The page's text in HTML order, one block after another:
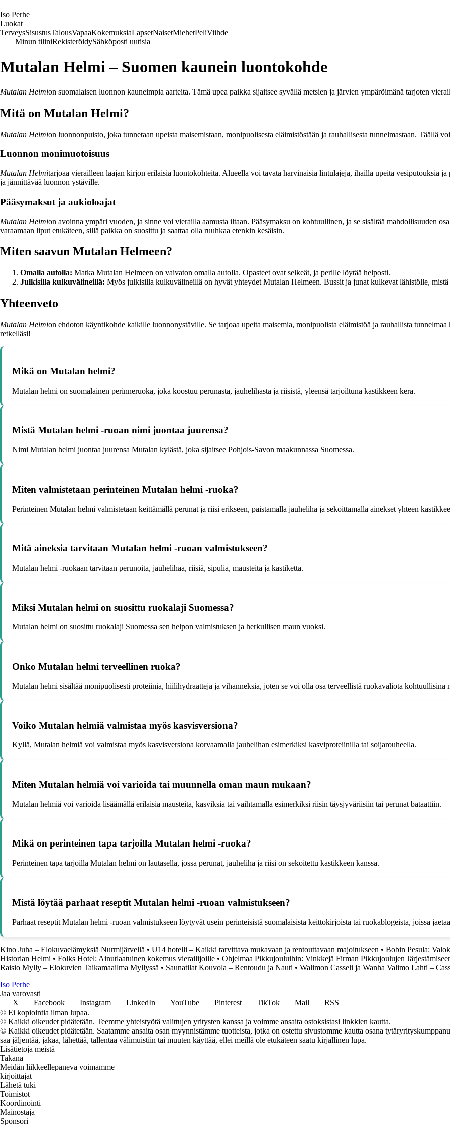
Iso Perhe
Luokat
TerveysSisustusTalousVapaaKokemuksiaLapsetNaisetMiehetPeliViihde
Minun tiliniRekisteröidySähköposti uutisia
Mutalan Helmi – Suomen kaunein luontokohde
Mutalan Helmion suomalaisen luonnon kauneimpia aarteita. Tämä upea paikka sijaitsee syvällä metsien ja järvien ympäröimänä tarjoten
Mitä on Mutalan Helmi?
Mutalan Helmion luonnonpuisto, joka tunnetaan upeista maisemistaan, monipuolisesta eläimistöstään ja rauhallisesta tunnelmastaan. Täällä
Luonnon monimuotoisuus
Mutalan Helmitarjoaa vierailleen laajan kirjon erilaisia luontokohteita. Alueella voi tavata harvinaisia lintulajeja, ihailla upeita vesiputouksia
ja jännittävää luonnon ystäville.
Pääsymaksut ja aukioloajat
Mutalan Helmion avoinna ympäri vuoden, ja sinne voi vierailla aamusta iltaan. Pääsymaksu on kohtuullinen, ja se sisältää mahdollisuuden
varaamaan liput etukäteen, sillä paikka on suosittu ja saattaa olla ruuhkaa etenkin kesäisin.
Miten saavun Mutalan Helmeen?
Omalla autolla: Matka Mutalan Helmeen on vaivaton omalla autolla. Opasteet ovat selkeät, ja perille löytää helposti.
Julkisilla kulkuvälineillä: Myös julkisilla kulkuvälineillä on hyvät yhteydet Mutalan Helmeen. Bussit ja junat kulkevat lähistölle,
Yhteenveto
Mutalan Helmion ehdoton käyntikohde kaikille luonnonystäville. Se tarjoaa upeita maisemia, monipuolista eläimistöä ja rauhallista
retkelläsi!
Mikä on Mutalan helmi?
Mutalan helmi on suomalainen perinneruoka, joka koostuu perunasta, jauhelihasta ja riisistä, yleensä tarjoiltuna kastikkeen kera.
Mistä Mutalan helmi -ruoan nimi juontaa juurensa?
Nimi Mutalan helmi juontaa juurensa Mutalan kylästä, joka sijaitsee Pohjois-Savon maakunnassa Suomessa.
Miten valmistetaan perinteinen Mutalan helmi -ruoka?
Perinteinen Mutalan helmi valmistetaan keittämällä perunat ja riisi erikseen, paistamalla jauheliha ja sekoittamalla ainekset yhteen
Mitä aineksia tarvitaan Mutalan helmi -ruoan valmistukseen?
Mutalan helmi -ruokaan tarvitaan perunoita, jauhelihaa, riisiä, sipulia, mausteita ja kastiketta.
Miksi Mutalan helmi on suosittu ruokalaji Suomessa?
Mutalan helmi on suosittu ruokalaji Suomessa sen helpon valmistuksen ja herkullisen maun vuoksi.
Onko Mutalan helmi terveellinen ruoka?
Mutalan helmi sisältää monipuolisesti proteiinia, hiilihydraatteja ja vihanneksia, joten se voi olla osa terveellistä ruokavaliota kohtuullisina
Voiko Mutalan helmiä valmistaa myös kasvisversiona?
Kyllä, Mutalan helmiä voi valmistaa myös kasvisversiona korvaamalla jauhelihan esimerkiksi kasviproteiinilla tai soijarouheella.
Miten Mutalan helmiä voi varioida tai muunnella oman maun mukaan?
Mutalan helmiä voi varioida lisäämällä erilaisia mausteita, kasviksia tai vaihtamalla esimerkiksi riisin täysjyväriisiin tai perunat bataattiin.
Mikä on perinteinen tapa tarjoilla Mutalan helmi -ruoka?
Perinteinen tapa tarjoilla Mutalan helmi on lautasella, jossa perunat, jauheliha ja riisi on sekoitettu kastikkeen kanssa.
Mistä löytää parhaat reseptit Mutalan helmi -ruoan valmistukseen?
Parhaat reseptit Mutalan helmi -ruoan valmistukseen löytyvät usein perinteisistä suomalaisista keittokirjoista tai ruokablogeista, joissa
Kino Juha – Elokuvaelämyksiä Nurmijärvellä • U14 hotelli – Kaikki tarvittava mukavaan ja rentouttavaan majoitukseen • Bobin Pesula:
Historian Helmi • Folks Hotel: Ainutlaatuinen kokemus vierailijoille • Ohjelmaa Pikkujouluihin: Vinkkejä Firman Pikkujoulujen
Raisio Mylly – Elokuvien Taikamaailma Myllyssä • Saunatilat Kouvola – Rentoudu ja Nauti • Walimon Casseli ja Wanha Valimo Lahti –
Iso Perhe
Jaa varovasti
X
Facebook Instagram LinkedIn YouTube Pinterest TikTok Mail
RSS
© Ei kopiointia ilman lupaa.
© Kaikki oikeudet pidätetään. Teemme yhteistyötä valittujen yritysten kanssa ja voimme ansaita ostoksistasi linkkien kautta.
© Kaikki oikeudet pidätetään. Saatamme ansaita osan myynnistämme tuotteista, jotka on ostettu sivustomme kautta osana
saa jäljentää, jakaa, lähettää, tallentaa välimuistiin tai muuten käyttää, ellei meillä ole etukäteen saatu kirjallinen lupa.
Lisätietoja meistä
Takana
Meidän liikkeellepaneva voimamme
kirjoittajat
Lähetä tuki
Toimistot
Koordinointi
Mainostaja
Sponsori